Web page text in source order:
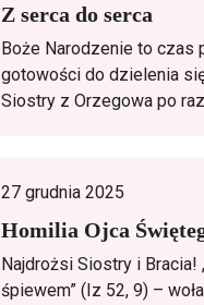
Z serca do serca
Boże Narodzenie to czas
gotowości do dzielenia
Siostry z Orzegowa po
27 grudnia 2025
Homilia Ojca
Najdrożsi Siostry i Bracia!
śpiewem” (Iz 52, 9) –